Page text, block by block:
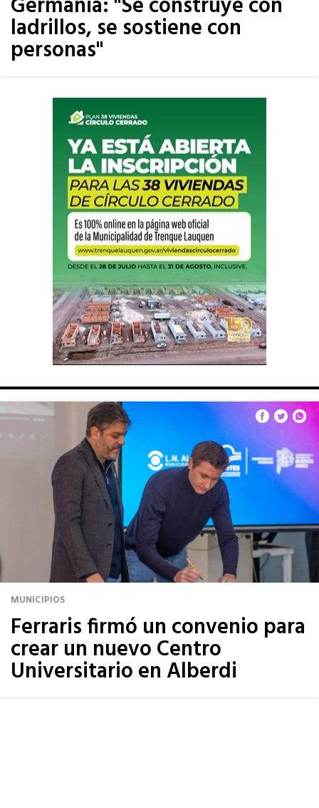
ladrillos, se sostiene con
personas"
MUNICIPIOS
Ferraris firmó un convenio para
crear un nuevo Centro
Universitario en Alberdi